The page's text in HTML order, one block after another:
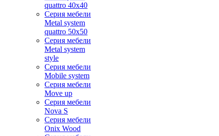
quattro 40x40
Серия мебели
Metal system
quattro 50x50
Серия мебели
Metal system
style
Серия мебели
Mobile system
Серия мебели
Move up
Серия мебели
Nova S
Серия мебели
Onix Wood